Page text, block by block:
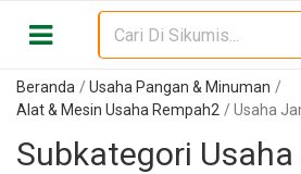
Beranda
Usaha Pangan & Minuman
Alat & Mesin Usaha Rempah2
Usaha
Subkategori